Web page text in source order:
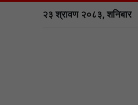
२३ श्रावण २०८३, शनिबार